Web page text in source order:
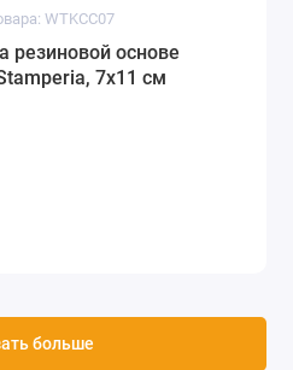
WTKCC07
резиновой основе
7х11 см
больше